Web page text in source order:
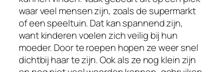
waar veel mensen zijn, zoals de supermarkt
of een speeltuin. Dat kan spannend zijn,
want kinderen voelen zich veilig bij hun
moeder. Door te roepen hopen ze weer snel
dichtbij haar te zijn. Ook als ze nog klein zijn